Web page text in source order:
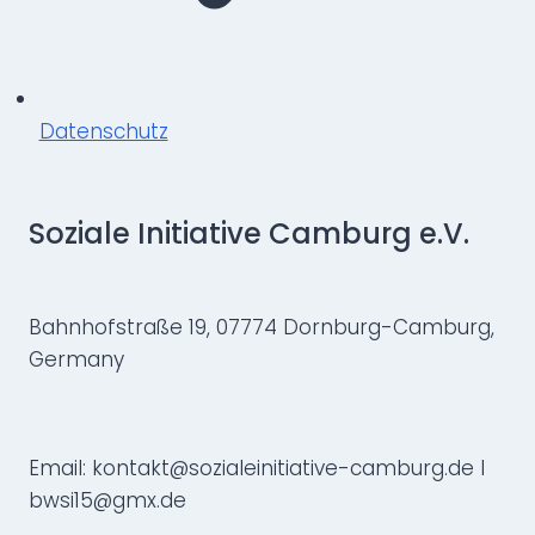
Datenschutz
Soziale Initiative Camburg e.V.
Bahnhofstraße 19, 07774 Dornburg-Camburg,
Germany
Email: kontakt@sozialeinitiative-camburg.de I
bwsi15@gmx.de